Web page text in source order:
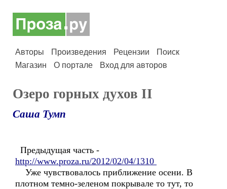
Авторы Произведения Рецензии
Поиск
Магазин
О портале Вход для авторов
Озеро горных духов II
Саша Тумп
Предыдущая часть -
http://www.proza.ru/2012/02/04/1310
Уже чувствовалось приближение осени. В
плотном темно-зеленом покрывале то тут, то